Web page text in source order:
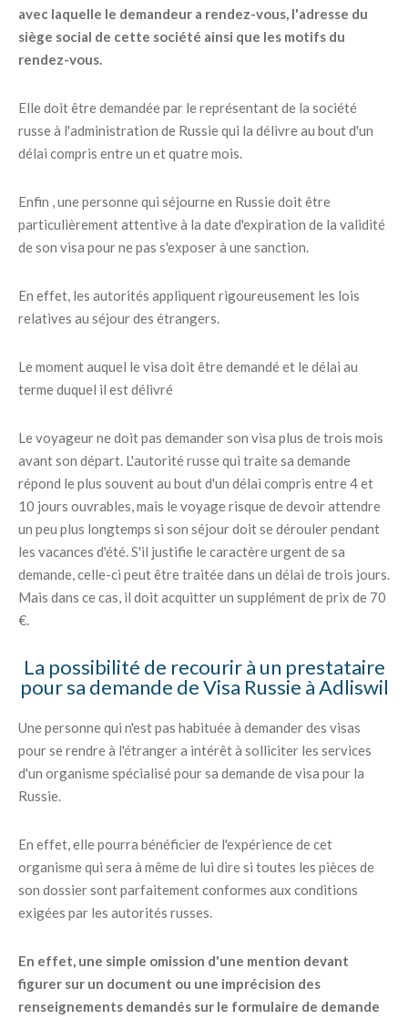
avec laquelle le demandeur a rendez-vous, l'adresse du
siège social de cette société ainsi que les motifs du
rendez-vous.
Elle doit être demandée par le représentant de la société
russe à l'administration de Russie qui la délivre au bout d'un
délai compris entre un et quatre mois.
Enfin , une personne qui séjourne en Russie doit être
particulièrement attentive à la date d'expiration de la validité
de son visa pour ne pas s'exposer à une sanction.
En effet, les autorités appliquent rigoureusement les lois
relatives au séjour des étrangers.
Le moment auquel le visa doit être demandé et le délai au
terme duquel il est délivré
Le voyageur ne doit pas demander son visa plus de trois mois
avant son départ. L'autorité russe qui traite sa demande
répond le plus souvent au bout d'un délai compris entre 4 et
10 jours ouvrables, mais le voyage risque de devoir attendre
un peu plus longtemps si son séjour doit se dérouler pendant
les vacances d'été. S'il justifie le caractère urgent de sa
demande, celle-ci peut être traitée dans un délai de trois jours.
Mais dans ce cas, il doit acquitter un supplément de prix de 70
€.
La possibilité de recourir à un prestataire
pour sa demande de Visa Russie à Adliswil
Une personne qui n'est pas habituée à demander des visas
pour se rendre à l'étranger a intérêt à solliciter les services
d'un organisme spécialisé pour sa demande de visa pour la
Russie.
En effet, elle pourra bénéficier de l'expérience de cet
organisme qui sera à même de lui dire si toutes les pièces de
son dossier sont parfaitement conformes aux conditions
exigées par les autorités russes.
En effet, une simple omission d'une mention devant
figurer sur un document ou une imprécision des
renseignements demandés sur le formulaire de demande